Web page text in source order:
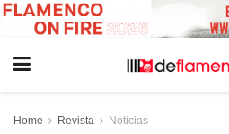
Home Revista Noticias